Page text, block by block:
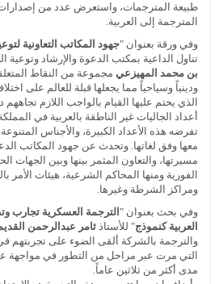
طبيعة المترجمات، واستعرض عدد من إصدارات
المترجمة إلى العربية.
وفي ورقة بعنوان "جهود المكاتب التعاونية
تناول الداعية بمكتب الدعوة والإرشاد وتوعية
بن محمد المهيزعي مجموعة من النقاط
ودينياً وسياحياً مما يجعلها قبلة للعالم على
الذي يحتم عليها القيام بالواجب اللازم تجاههم
أعداد الجاليات غير الناطقة بالعربية في
تفرضه هذه الأعداد الكبيرة، والأجناس
معها وفق لغاتها. وتحدث عن جهود المكاتب
مسيرتها، والتعاون المثمر بينها وبين الجهات
الفورية ومنها المحاكم الشرعية، هيئات الأمر
ومراكز الشرطة وغيرها.
وفي بحث بعنوان " الترجمة العسكرية تجارب
العربية كنموذج" للأستاذ ثامر عبدالرحمن
والترجمة بالشركة ألقى الضوء على تجربتهم
التي مرت عبر مراحل من التطور في مواجهة
مدى أكثر من ثلاثين عاماً.